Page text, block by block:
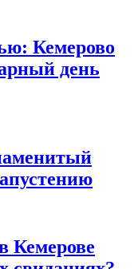
Кемерово
день
Кемерове